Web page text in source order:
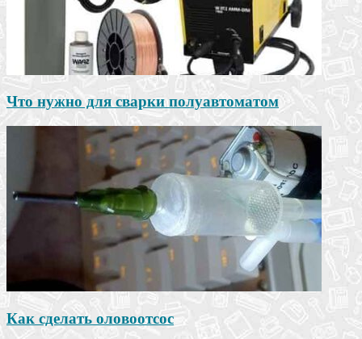
Что нужно для сварки полуавтоматом
Как сделать оловоотсос